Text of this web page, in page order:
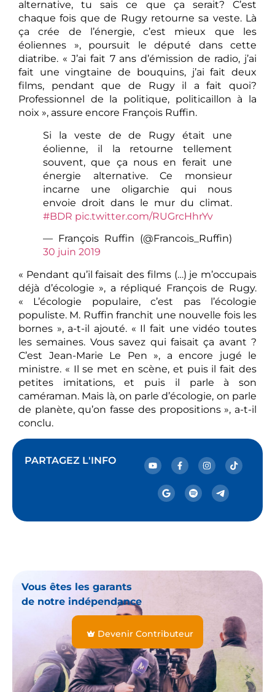
alternative, tu sais ce que ça serait? C’est
chaque fois que de Rugy retourne sa veste. Là
ça crée de l’énergie, c’est mieux que les
éoliennes », poursuit le député dans cette
diatribe. « J’ai fait 7 ans d’émission de radio, j’ai
fait une vingtaine de bouquins, j’ai fait deux
films, pendant que de Rugy il a fait quoi?
Professionnel de la politique, politicaillon à la
noix », assure encore François Ruffin.
Si la veste de de Rugy était une
éolienne, il la retourne tellement
souvent, que ça nous en ferait une
énergie alternative. Ce monsieur
incarne une oligarchie qui nous
envoie droit dans le mur du climat.
#BDR pic.twitter.com/RUGrcHhrYv
— François Ruffin (@Francois_Ruffin)
30 juin 2019
« Pendant qu’il faisait des films (…) je m’occupais
déjà d’écologie », a répliqué François de Rugy.
« L’écologie populaire, c’est pas l’écologie
populiste. M. Ruffin franchit une nouvelle fois les
bornes », a-t-il ajouté. « Il fait une vidéo toutes
les semaines. Vous savez qui faisait ça avant ?
C’est Jean-Marie Le Pen », a encore jugé le
ministre. « Il se met en scène, et puis il fait des
petites imitations, et puis il parle à son
caméraman. Mais là, on parle d’écologie, on parle
de planète, qu’on fasse des propositions », a-t-il
conclu.
PARTAGEZ L'INFO
Vous êtes les garants
de notre indépendance
Devenir Contributeur